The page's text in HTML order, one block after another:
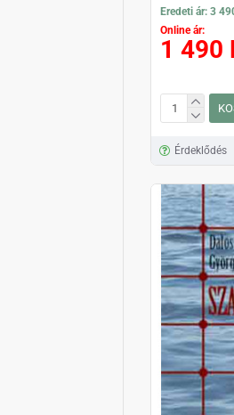
Eredeti ár: 3
Online ár:
1 490
Érdeklődés